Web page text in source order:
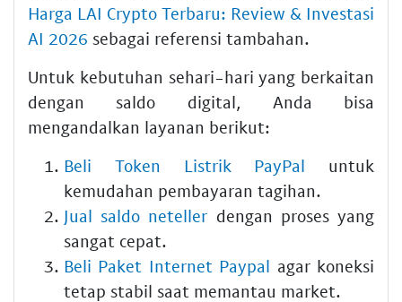
Harga LAI Crypto Terbaru: Review & Investasi
AI 2026 sebagai referensi tambahan.
Untuk kebutuhan sehari-hari yang berkaitan
dengan saldo digital, Anda bisa
mengandalkan layanan berikut:
Beli Token Listrik PayPal untuk
kemudahan pembayaran tagihan.
Jual saldo neteller dengan proses yang
sangat cepat.
Beli Paket Internet Paypal agar koneksi
tetap stabil saat memantau market.